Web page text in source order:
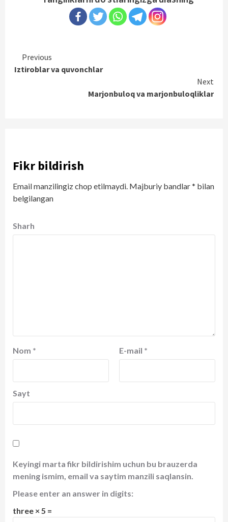
Continue
Reading
Previous
Iztiroblar va quvonchlar
Next
Marjonbuloq va marjonbuloqliklar
Fikr bildirish
Email manzilingiz chop etilmaydi. Majburiy bandlar* bilan
belgilangan
Sharh
Nom * E-mail *
Sayt
Keyingi marta fikr bildirishim uchun bu brauzerda
mening ismim, email va saytim manzili saqlansin.
Please enter an answer in digits:
three × 5 =